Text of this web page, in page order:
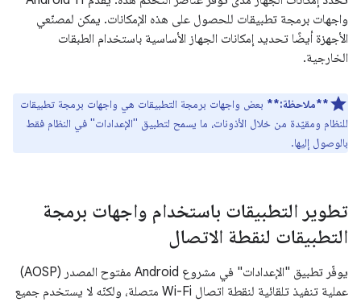
واجهات برمجة تطبيقات للحصول على هذه الإمكانات. يمكن لمصنّعي
الأجهزة أيضًا تحديد إمكانات الجهاز الأساسية باستخدام الطبقات
الخارجية.
**ملاحظة:** بعض واجهات برمجة التطبيقات هي واجهات برمجة تطبيقات
للنظام ومقيّدة من خلال الأذونات، ما يسمح لتطبيق "الإعدادات" في النظام فقط
بالوصول إليها.
تطوير التطبيقات باستخدام واجهات برمجة
التطبيقات لنقطة الاتصال
يوفّر تطبيق "الإعدادات" في مشروع Android مفتوح المصدر (AOSP)
عملية تنفيذ تلقائية لنقطة اتصال Wi-Fi متصلة، ولكنّه لا يستخدم جميع